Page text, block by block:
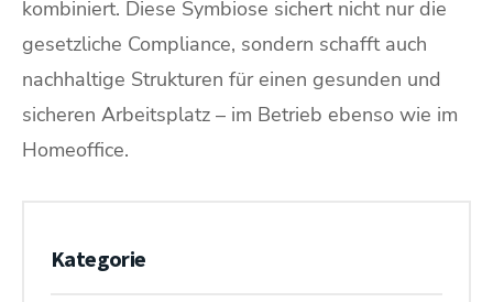
kombiniert. Diese Symbiose sichert nicht nur die
gesetzliche Compliance, sondern schafft auch
nachhaltige Strukturen für einen gesunden und
sicheren Arbeitsplatz – im Betrieb ebenso wie im
Homeoffice.
Kategorie